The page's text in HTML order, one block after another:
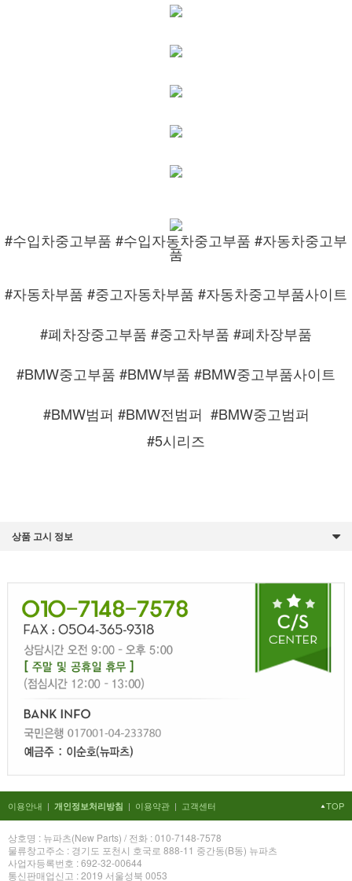
#수입차중고부품 #수입자동차중고부품 #자동차중고부
품
#자동차부품 #중고자동차부품 #자동차중고부품사이트
#폐차장중고부품 #중고차부품 #폐차장부품
#BMW중고부품 #BMW부품 #BMW중고부품사이트
#BMW범퍼 #BMW전범퍼 #BMW중고범퍼
#5시리즈
상품 고시 정보
이용안내 | 개인정보처리방침 | 이용약관 | 고객센터 TOP
상호명 : 뉴파츠(New Parts) / 전화 : 010-7148-7578
물류창고주소 : 경기도 포천시 호국로 888-11 중간동(B동) 뉴파츠
사업자등록번호 : 692-32-00644
통신판매업신고 : 2019 서울성북 0053